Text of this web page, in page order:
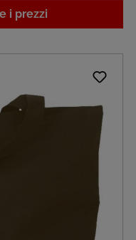
i prezzi